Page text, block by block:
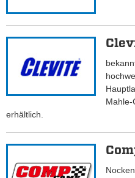
Mahle-
erhältlich.